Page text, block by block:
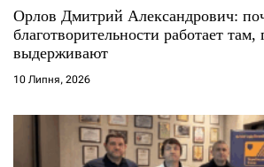
Орлов Дмитрий Александрович:
благотворительности работает там,
выдерживают
10 Липня, 2026